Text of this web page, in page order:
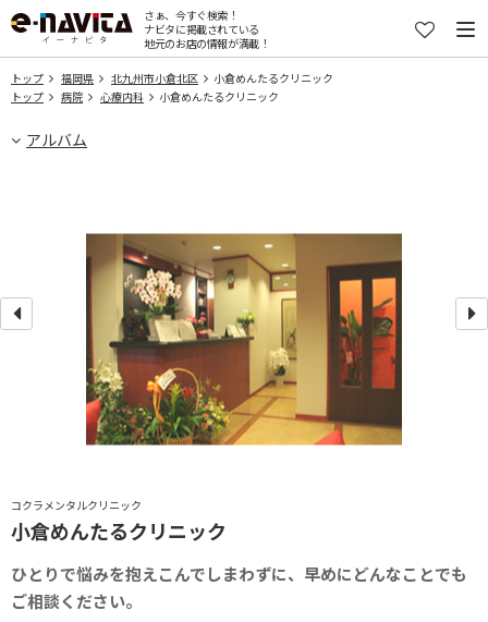
さぁ、今すぐ検索！
ナビタに掲載されている
地元のお店の情報が満載！
トップ 福岡県 北九州市小倉北区
小倉めんたるクリニック
トップ
病院 心療内科 小倉めんたるクリニック
アルバム
コクラメンタルクリニック
小倉めんたるクリニック
ひとりで悩みを抱えこんでしまわずに、早めにどんなことでも
ご相談ください。